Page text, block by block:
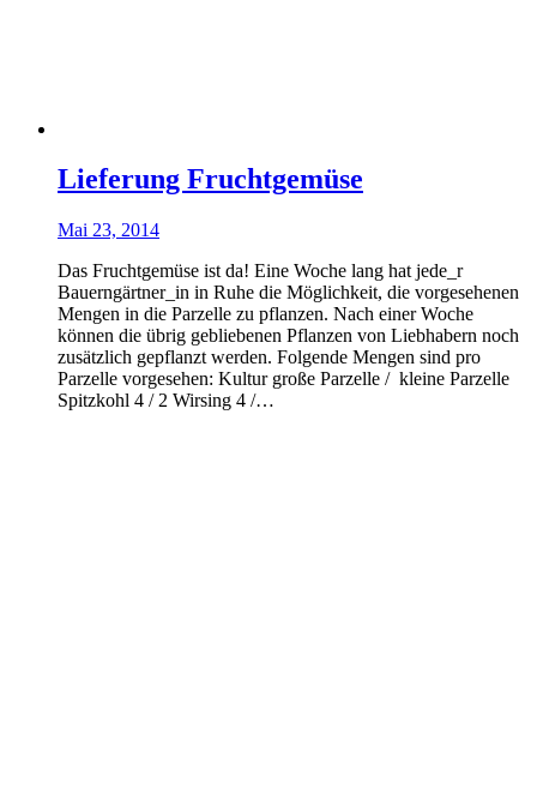
Lieferung Fruchtgemüse
Mai 23, 2014
Das Fruchtgemüse ist da! Eine Woche lang hat jede_r
Bauerngärtner_in in Ruhe die Möglichkeit, die vorgesehenen
Mengen in die Parzelle zu pflanzen. Nach einer Woche
können die übrig gebliebenen Pflanzen von Liebhabern noch
zusätzlich gepflanzt werden. Folgende Mengen sind pro
Parzelle vorgesehen: Kultur große Parzelle / kleine Parzelle
Spitzkohl 4 / 2 Wirsing 4 /…